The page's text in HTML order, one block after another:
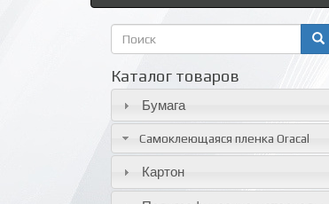
Форма
поиска
Каталог товаров
Бумага
Самоклеющаяся пленка Oracal
Картон